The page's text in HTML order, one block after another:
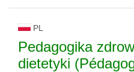
PL
Pedagogika
dietetyki